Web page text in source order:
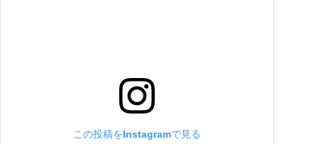
この投稿をInstagramで見る